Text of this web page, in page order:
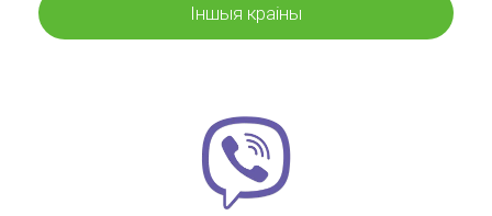
Іншыя краіны